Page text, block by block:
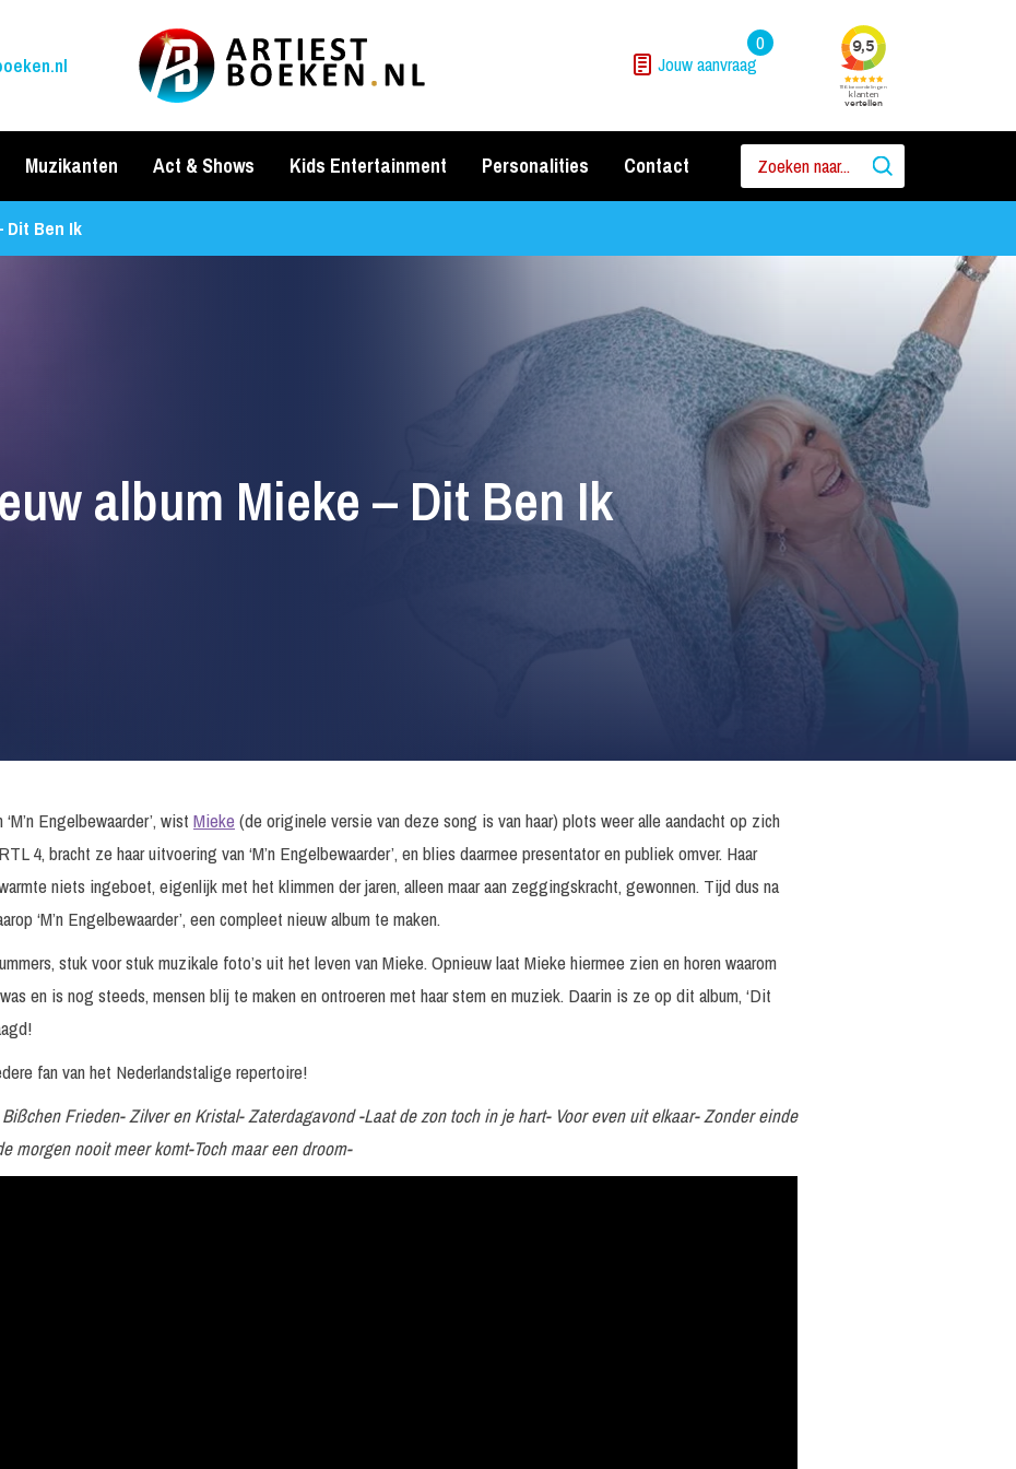
Jouw aanvraag
0
Muzikanten Act & Shows Kids Entertainment Personalities Contact
Dit Ben Ik
album Mieke – Dit Ben Ik
Engelbewaarder’, wist Mieke (de originele versie van deze song is van haar) plots weer alle aandacht op zich
4, bracht ze haar uitvoering van ‘M’n Engelbewaarder’, en blies daarmee presentator en publiek omver. Haar
niets ingeboet, eigenlijk met het klimmen der jaren, alleen maar aan zeggingskracht, gewonnen. Tijd dus na
‘M’n Engelbewaarder’, een compleet nieuw album te maken.
stuk voor stuk muzikale foto’s uit het leven van Mieke. Opnieuw laat Mieke hiermee zien en horen waarom
en is nog steeds, mensen blij te maken en ontroeren met haar stem en muziek. Daarin is ze op dit album, ‘Dit
fan van het Nederlandstalige repertoire!
Frieden- Zilver en Kristal- Zaterdagavond -Laat de zon toch in je hart- Voor even uit elkaar- Zonder einde
morgen nooit meer komt-Toch maar een droom-